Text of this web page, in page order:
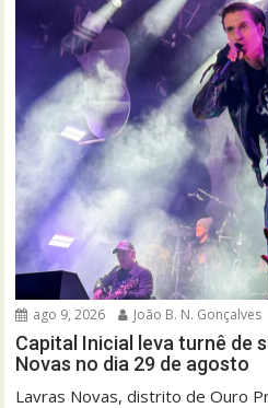
ago 9, 2026 João B. N. Gonçalves
Capital Inicial leva turnê de
Novas no dia 29 de agosto
Lavras Novas, distrito de Ouro